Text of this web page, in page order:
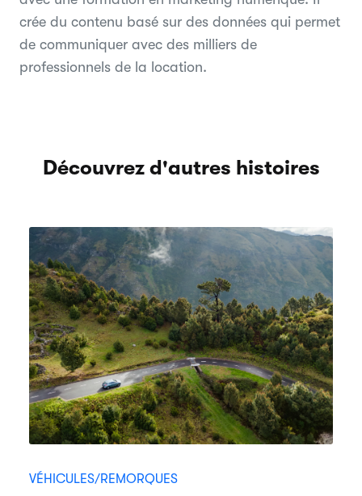
crée du contenu basé sur des données qui permet
de communiquer avec des milliers de
professionnels de la location.
Découvrez d'autres histoires
VÉHICULES/REMORQUES